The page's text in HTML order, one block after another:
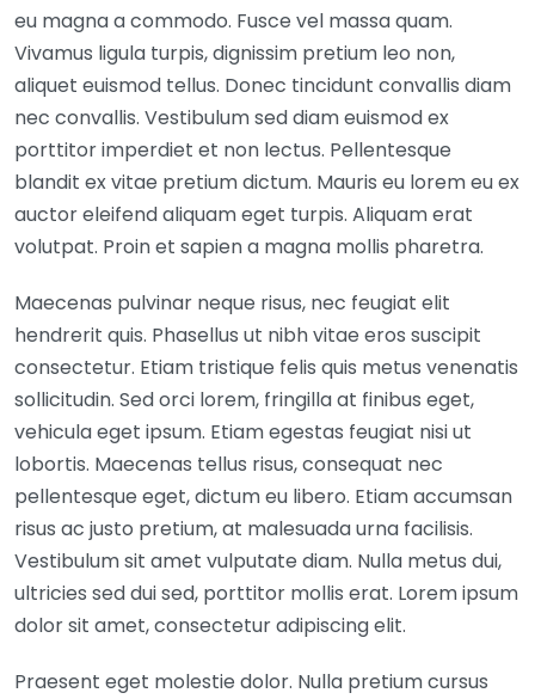
eu magna a commodo. Fusce vel massa quam.
Vivamus ligula turpis, dignissim pretium leo non,
aliquet euismod tellus. Donec tincidunt convallis diam
nec convallis. Vestibulum sed diam euismod ex
porttitor imperdiet et non lectus. Pellentesque
blandit ex vitae pretium dictum. Mauris eu lorem eu ex
auctor eleifend aliquam eget turpis. Aliquam erat
volutpat. Proin et sapien a magna mollis pharetra.
Maecenas pulvinar neque risus, nec feugiat elit
hendrerit quis. Phasellus ut nibh vitae eros suscipit
consectetur. Etiam tristique felis quis metus venenatis
sollicitudin. Sed orci lorem, fringilla at finibus eget,
vehicula eget ipsum. Etiam egestas feugiat nisi ut
lobortis. Maecenas tellus risus, consequat nec
pellentesque eget, dictum eu libero. Etiam accumsan
risus ac justo pretium, at malesuada urna facilisis.
Vestibulum sit amet vulputate diam. Nulla metus dui,
ultricies sed dui sed, porttitor mollis erat. Lorem ipsum
dolor sit amet, consectetur adipiscing elit.
Praesent eget molestie dolor. Nulla pretium cursus